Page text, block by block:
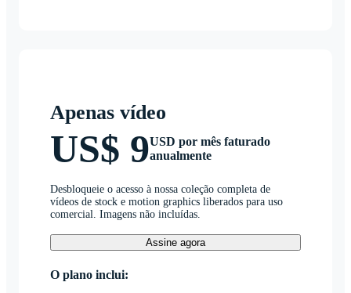
Apenas vídeo
US$ 9USD por mês faturado
anualmente
Desbloqueie o acesso à nossa coleção completa de
vídeos de stock e motion graphics liberados para uso
comercial. Imagens não incluídas.
Assine agora
O plano inclui: